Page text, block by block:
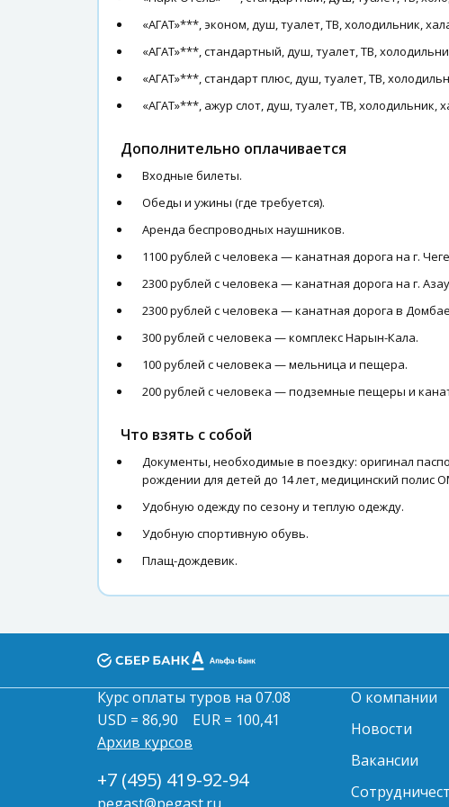
«АГАТ»***, эконом, душ, туалет, ТВ, холодильник,
«АГАТ»***, стандартный, душ, туалет, ТВ,
«АГАТ»***, стандарт плюс, душ, туалет, ТВ,
«АГАТ»***, ажур слот, душ, туалет, ТВ, холодильник,
Дополнительно оплачивается
Входные билеты.
Обеды и ужины (где требуется).
Аренда беспроводных наушников.
1100 рублей с человека — канатная дорога на г.
2300 рублей с человека — канатная дорога на г.
2300 рублей с человека — канатная дорога в
300 рублей с человека — комплекс Нарын-Кала.
100 рублей с человека — мельница и пещера.
200 рублей с человека — подземные пещеры и
Что взять с собой
Документы, необходимые в поездку: оригинал
рождении для детей до 14 лет, медицинский полис
Удобную одежду по сезону и теплую одежду.
Удобную спортивную обувь.
Плащ-дождевик.
Курс оплаты туров на 07.08
USD = 86,90
EUR = 100,41
Архив курсов
+7 (495) 419-92-94
О компании
Новости
Вакансии